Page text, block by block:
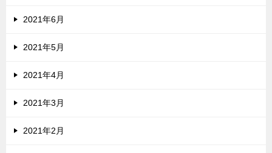
2021年6月
2021年5月
2021年4月
2021年3月
2021年2月